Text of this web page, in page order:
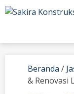
Skip
Beranda /
& Renovasi